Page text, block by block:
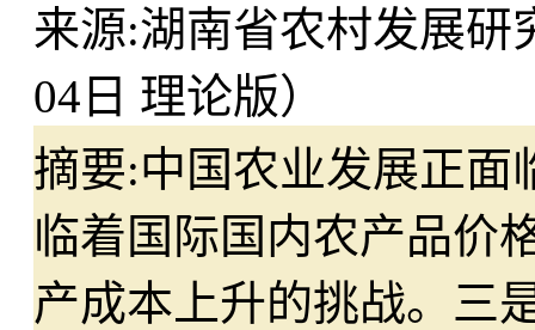
来源:湖南省农村发展研
04日 理论版）
摘要:中国农业发展正面
临着国际国内农产品价
产成本上升的挑战。三